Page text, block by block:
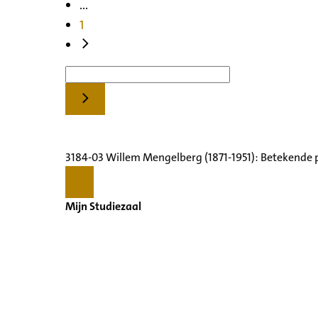
...
1
3184-03 Willem Mengelberg (1871-1951):
Mijn Studiezaal